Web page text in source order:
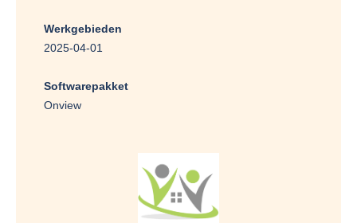
Werkgebieden
2025-04-01
Softwarepakket
Onview